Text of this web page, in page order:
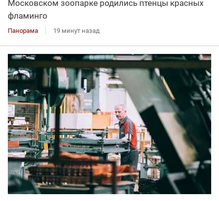
Московском зоопарке родились птенцы красных
фламинго
Панорама 19 минут назад